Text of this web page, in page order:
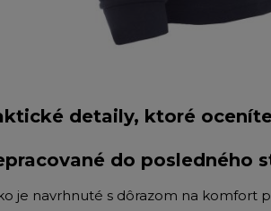
detaily, ktoré
do posledného
je navrhnuté s dôrazom na komfort